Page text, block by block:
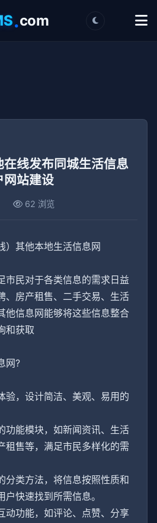
.com
线发布同城生活信息
网站建设
62 浏览
）其他本地生活信息网
市民对于各类信息的需求日益
、房产租售、二手交易、生活
他信息网能够将这些信息整合
和获取
网?
验，设计简洁、美观、易用的
功能模块，如新闻资讯、生活
租售等，满足市民多样化的需
分类方法，将信息按照性质和
快速找到所需信息。
动功能，如评论、点赞、分享